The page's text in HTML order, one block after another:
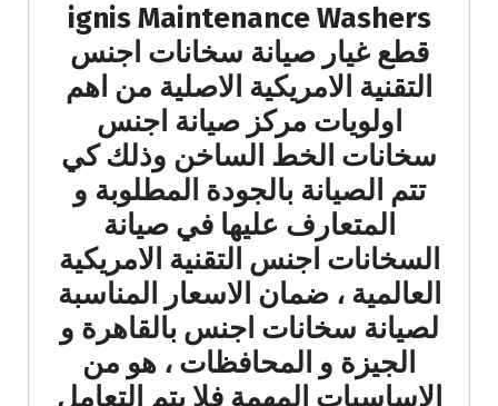
ignis Maintenance Washers
قطع غيار صيانة سخانات اجنس
التقنية الامريكية الاصلية من اهم
اولويات مركز صيانة اجنس
سخانات الخط الساخن وذلك كي
تتم الصيانة بالجودة المطلوبة و
المتعارف عليها في صيانة
السخانات اجنس التقنية الامريكية
العالمية ، ضمان الاسعار المناسبة
لصيانة سخانات اجنس بالقاهرة و
الجيزة و المحافظات ، هو من
الاساسيات المهمة فلا يتم التعامل